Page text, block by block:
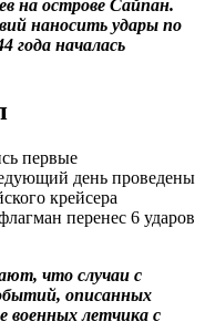
на острове Сайпан.
наносить удары по
года началась
первые
день проведены
крейсера
перенес 6 ударов
что случаи с
описанных
военных летчика с